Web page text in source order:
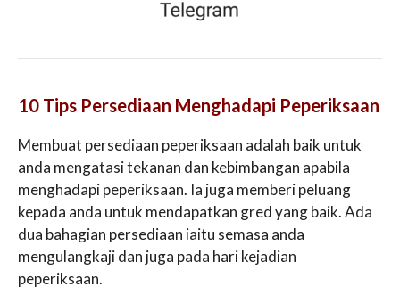
10 Tips Persediaan Menghadapi Peperiksaan
Membuat persediaan peperiksaan adalah baik untuk
anda mengatasi tekanan dan kebimbangan apabila
menghadapi peperiksaan. Ia juga memberi peluang
kepada anda untuk mendapatkan gred yang baik. Ada
dua bahagian persediaan iaitu semasa anda
mengulangkaji dan juga pada hari kejadian
peperiksaan.